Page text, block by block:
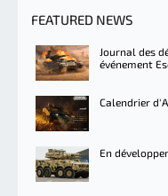
FEATURED NEWS
Journal des
événement
Calendrier
En